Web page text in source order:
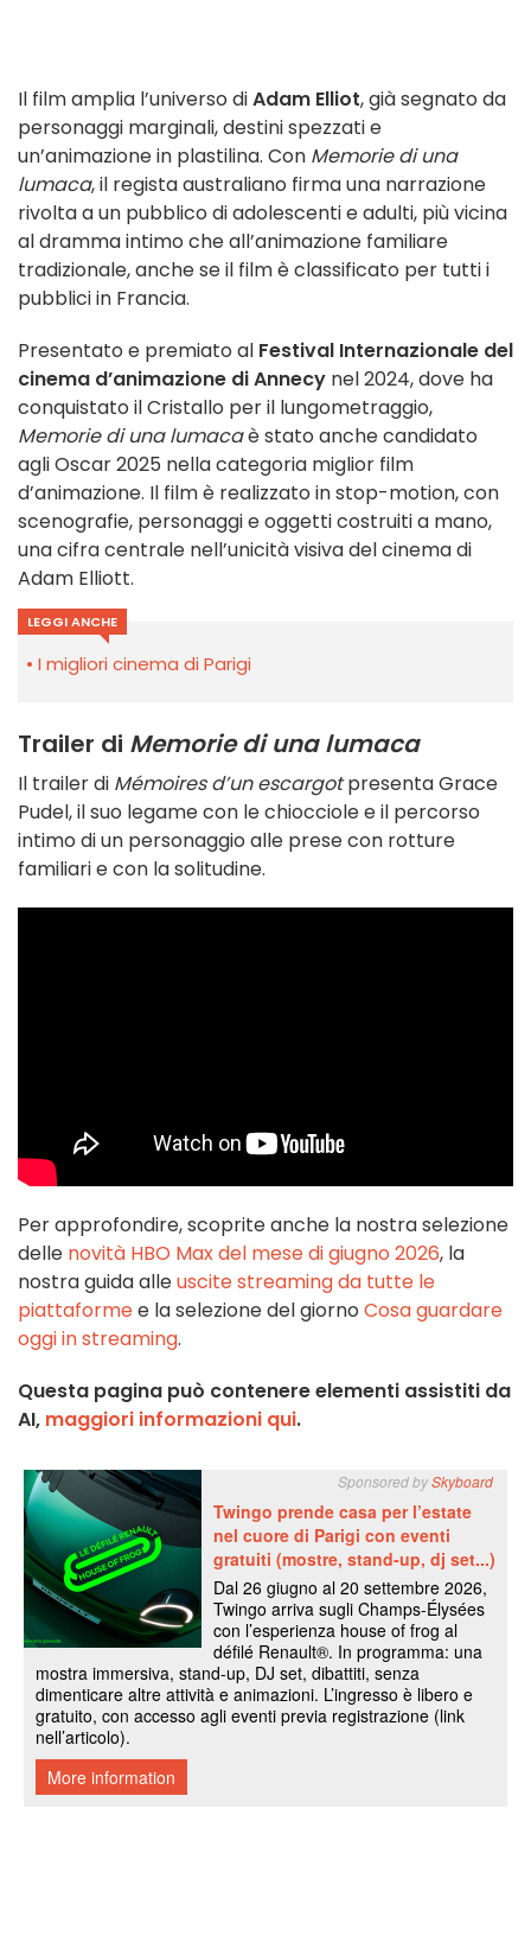
Il film amplia l’universo diAdam Elliot, già segnato da
personaggi marginali, destini spezzati e
un’animazione in plastilina. Con Memorie di una
lumaca, il regista australiano firma una narrazione
rivolta a un pubblico di adolescenti e adulti, più vicina
al dramma intimo che all’animazione familiare
tradizionale, anche se il film è classificato per tutti i
pubblici in Francia.
Presentato e premiato al Festival Internazionale del
cinema d’animazione di Annecy nel 2024, dove ha
conquistato il Cristallo per il lungometraggio,
Memorie di una lumacaè stato anche candidato
agli Oscar 2025 nella categoria miglior film
d’animazione. Il film è realizzato in stop-motion, con
scenografie, personaggi e oggetti costruiti a mano,
una cifra centrale nell’unicità visiva del cinema di
Adam Elliott.
LEGGI ANCHE
I migliori cinema di Parigi
Trailer di Memorie di una lumaca
Il trailer di Mémoires d’un escargotpresenta Grace
Pudel, il suo legame con le chiocciole e il percorso
intimo di un personaggio alle prese con rotture
familiari e con la solitudine.
Per approfondire, scoprite anche la nostra selezione
delle novità HBO Max del mese di giugno 2026, la
nostra guida alleuscite streaming da tutte le
piattaformee la selezione del giorno Cosa guardare
oggi in streaming.
Questa pagina può contenere elementi assistiti da
AI, maggiori informazioni qui.